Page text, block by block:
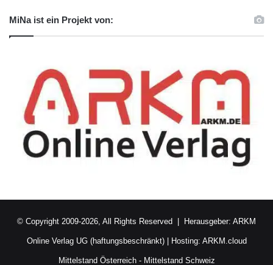
MiNa ist ein Projekt von:
© Copyright 2009-2026, All Rights Reserved | Herausgeber: ARKM
Online Verlag UG (haftungsbeschränkt)| Hosting: ARKM.cloud
Mittelstand Österreich- Mittelstand Schweiz